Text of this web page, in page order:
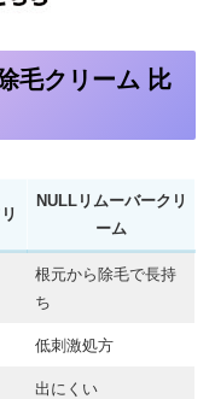
毛クリーム 比
NULLリムーバークリ
ーム
根元から除毛で長持
ち
低刺激処方
出にくい